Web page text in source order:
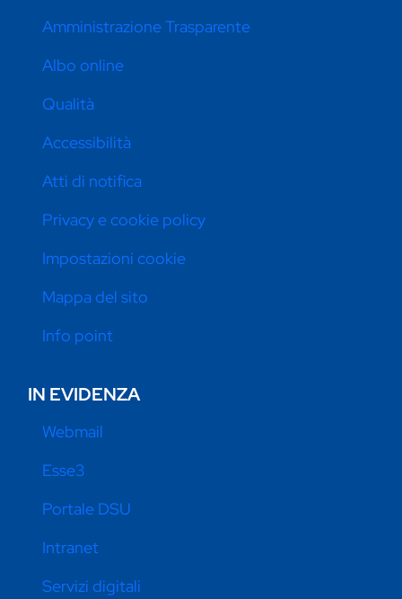
Amministrazione Trasparente
Albo online
Qualità
Accessibilità
Atti di notifica
Privacy e cookie policy
Impostazioni cookie
Mappa del sito
Info point
IN EVIDENZA
Webmail
Esse3
Portale DSU
Intranet
Servizi digitali